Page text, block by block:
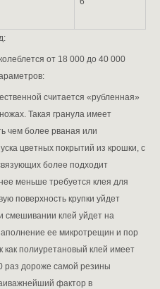
от 18 000 до 40 000
считается «рубленная»
Такая гранула имеет
чем более рваная или
цветных покрытий из крошки, с
более подходит
меньше требуется клея для
поверхность крупки уйдет
смешивании клей уйдет на
ее микротрещин и пор
как полиуретановый клей имеет
раз дороже самой резины
фактор в